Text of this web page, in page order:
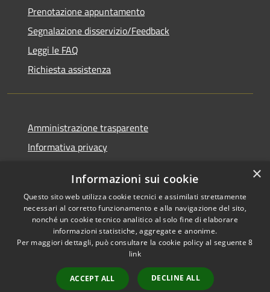
Prenotazione appuntamento
Segnalazione disservizio/Feedback
Leggi le FAQ
Richiesta assistenza
Amministrazione trasparente
Informativa privacy
Dichiarazione di accessibilità
RSS
Copyright © 2026 • Comune di
Municipium •
×
Informazioni sui cookie
Questo sito web utilizza cookie tecnici e assimilati strettamente
necessari al corretto funzionamento e alla navigazione del sito,
nonché un cookie tecnico analitico al solo fine di elaborare
informazioni statistiche, aggregate e anonime.
Per maggiori dettagli, può consultare la cookie policy al seguente8
link
ACCEPT ALL DECLINE ALL